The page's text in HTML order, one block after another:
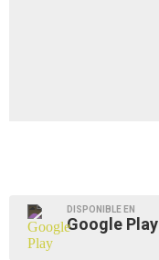
DISPONIBLE EN
Google Play